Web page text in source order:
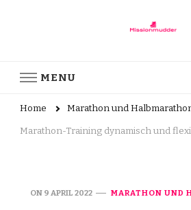
MENU
Home Marathon und
Marathon-Training dynamisch und
ON 9 APRIL 2022 MARATHON UND